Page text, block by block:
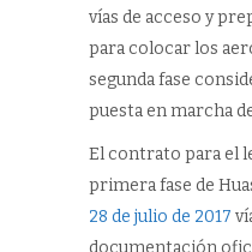
vías de acceso y
para colocar los
segunda fase
puesta en marcha
El contrato para el
primera fase de
28 de julio de 2017
documentación